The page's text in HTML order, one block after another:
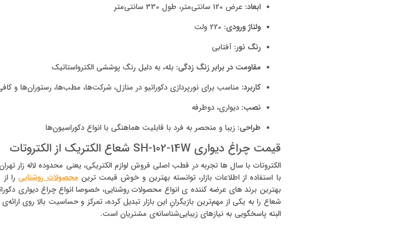
ابعاد: عرض 120 سانتی‌متر، طول 330 سانتی‌متر
ولتاژ ورودی:
رنگ نور: آفتابی
مقاومت در برابر زنگ زدگی: بله، به دلیل رنگ پوششی الکترواستاتیک
کاربرد: مناسب برای نورپردازی دکوراتیو در منازل، شرکت‌ها، مطب‌ها، رستوران‌ها و
نصب: دیواری، دوطرفه
طراحی: زیبا و منحصر به فرد با قابلیت هماهنگی با انواع دکوراسیون‌ها
قیمت چراغ دیواری SH-102-14W شعاع الکتریک از الکتروتات
الکتروتات با سال ها تجربه در قطب اصلی فروش لوازم الکتریکی، یعنی محدوده لاله زار
با استفاده از اطلاعات بازار، توانسته بهترین و خوش قیمت ترینمحصولات روشنایی را
بهترین برند های عرضه کننده ی انواع محصولات روشنایی، خصوصا انواع چراغ دیواری
شعاع را به یکی از مهم­‌ترین بازیگرانِ این بازار تبدیل کرده، تمرکز و حساسیت بالا روی
البته پاسخگویی به نیازهای زیبایی­‌شناسانه‌­ی مشتریان است.